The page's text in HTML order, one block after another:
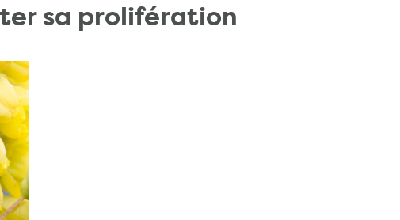
sa prolifération